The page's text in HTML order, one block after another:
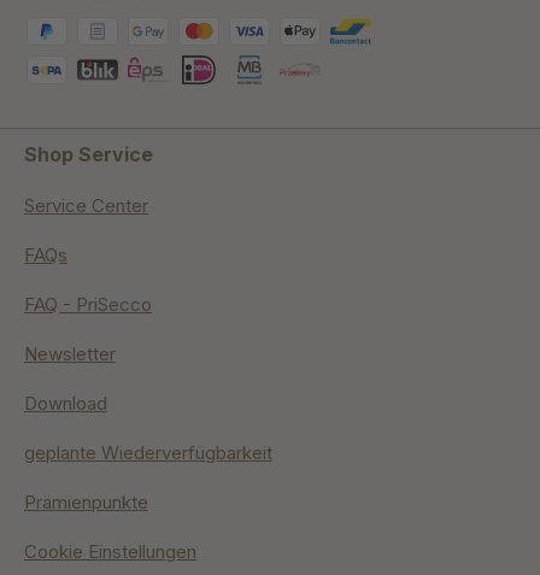
Shop Service
Service Center
FAQs
FAQ - PriSecco
Newsletter
Download
geplante Wiederverfügbarkeit
Prämienpunkte
Cookie Einstellungen